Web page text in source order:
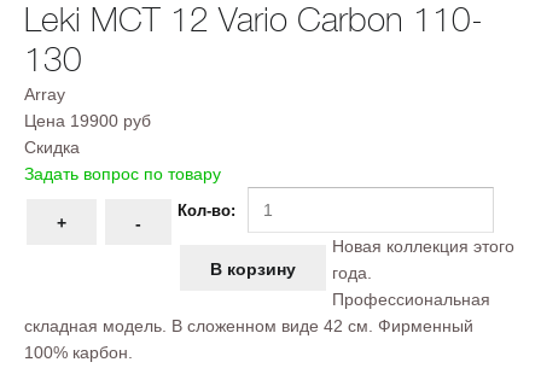
Leki MCT 12 Vario Carbon 110-
130
Array
Цена 19900 руб
Скидка
Задать вопрос по товару
Кол-во:
Новая коллекция этого
года.
Профессиональная
складная модель. В сложенном виде 42 см. Фирменный
100% карбон.